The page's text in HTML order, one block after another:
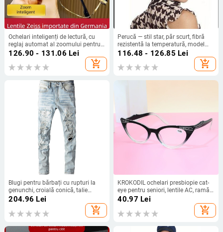
Ochelari inteligenți de lectură, cu
reglaj automat al zoomului pentru
vedere la aproape și la distanță,
protecție HD împotriva luminii
albastre, lentile cu mai multe lentile
126.90 - 131.06 Lei
add_shopping_cart
Perucă — stil star, păr scurt, fibră
rezistentă la temperatură, model
M8129, poate fi vopsită și pregătită
116.48 - 126.85 Lei
add_shopping_cart
Blugi pentru bărbați cu rupturi la
genunchi, croială conică, talie
medie, închidere cu nasturi, denim
204.96 Lei
add_shopping_cart
KROKODIL ochelari presbiopie cat-
eye pentru seniori, lentile AC, ramă
PC, pentru vedere la distanță și
40.97 Lei
add_shopping_cart